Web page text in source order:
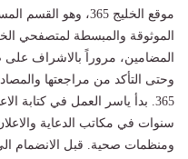
موقع الخليج 365،
المضامين، مروراً بالاشراف على
وحتى التأكد من مراجعتها
365. بدأ ياسر العمل في كتابة
سنوات في مكاتب الدعاية